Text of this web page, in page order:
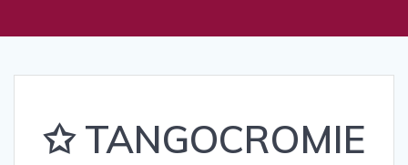
✩ TANGOCROMIE